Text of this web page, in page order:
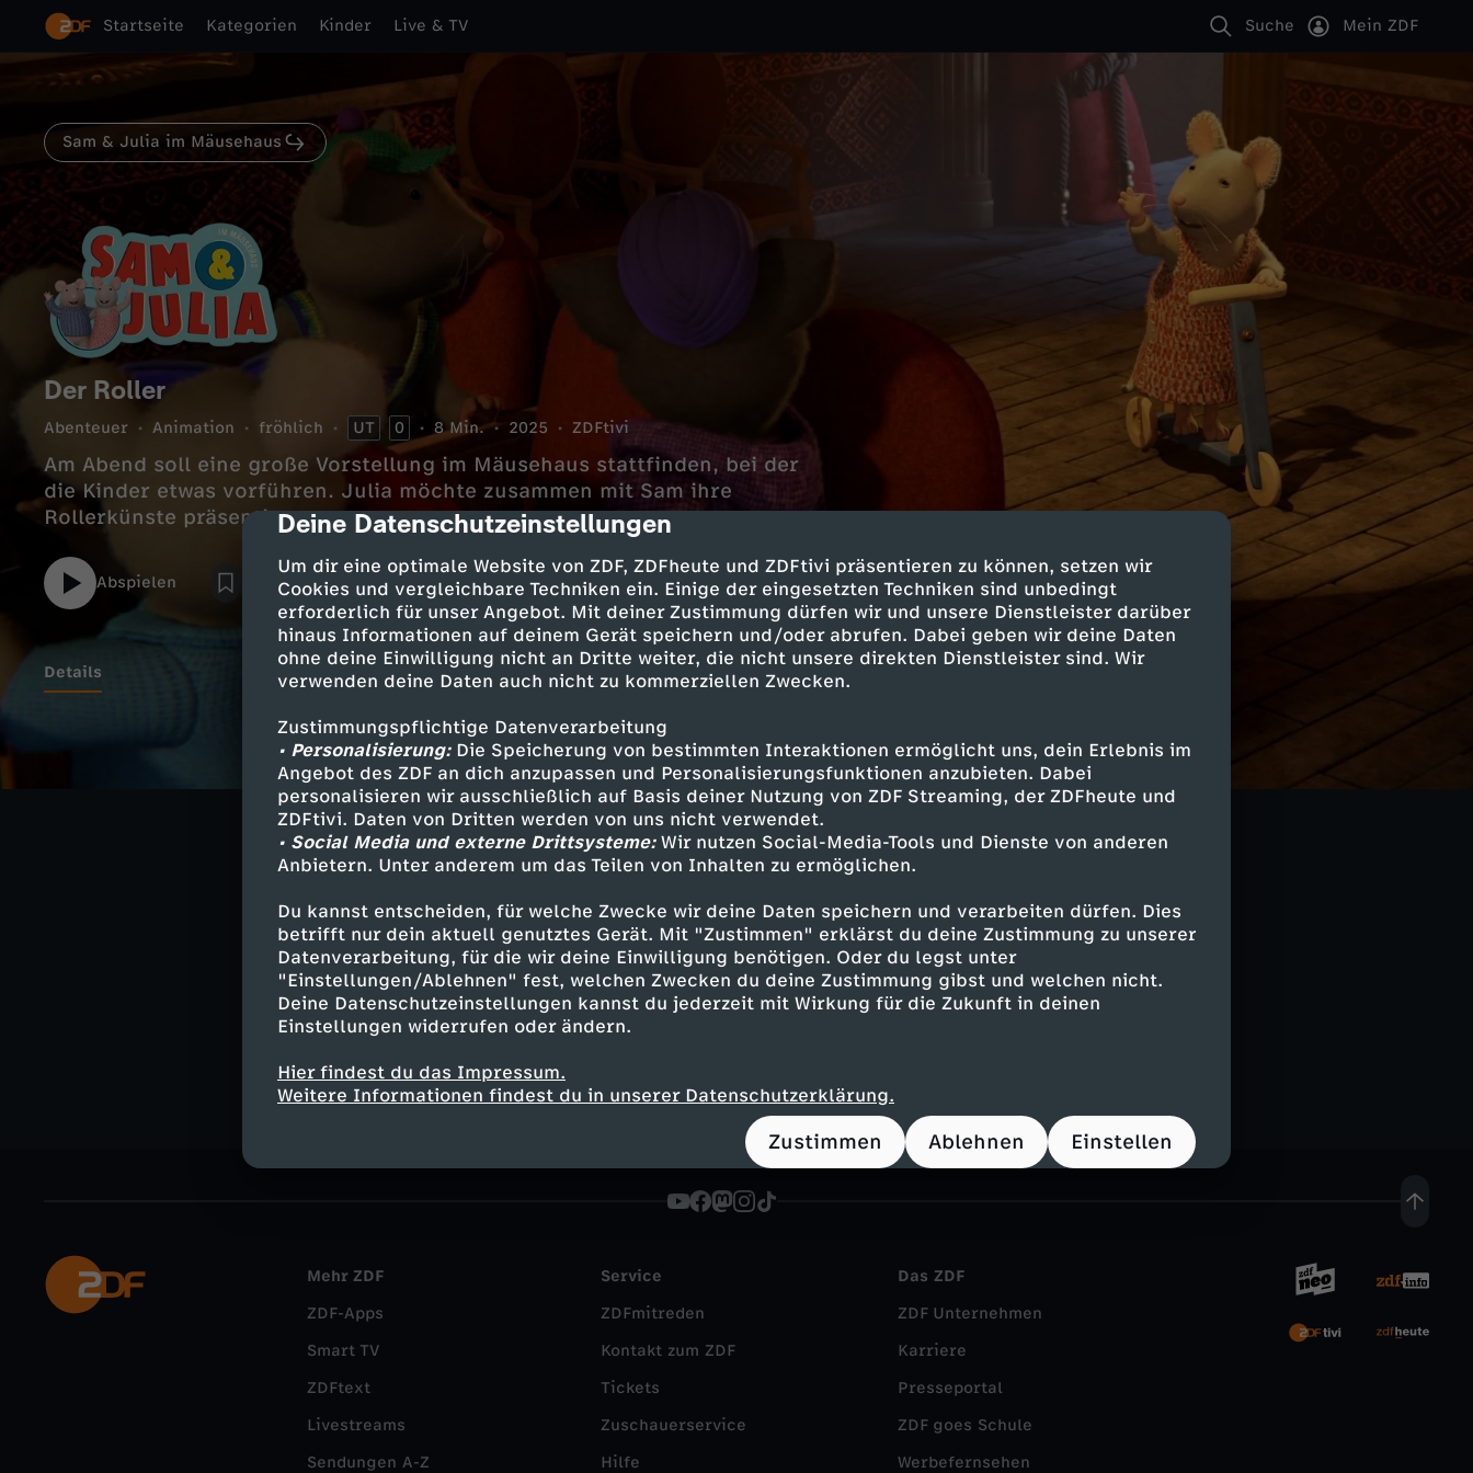
cmp-dialog-description
Deine Datenschutzeinstellungen
Um dir eine optimale Website von ZDF, ZDFheute und ZDFtivi präsentieren zu können, setzen wir
Cookies und vergleichbare Techniken ein. Einige der eingesetzten Techniken sind unbedingt
erforderlich für unser Angebot. Mit deiner Zustimmung dürfen wir und unsere Dienstleister darüber
hinaus Informationen auf deinem Gerät speichern und/oder abrufen. Dabei geben wir deine Daten
ohne deine Einwilligung nicht an Dritte weiter, die nicht unsere direkten Dienstleister sind. Wir
verwenden deine Daten auch nicht zu kommerziellen Zwecken.
Zustimmungspflichtige Datenverarbeitung
• Personalisierung:Die Speicherung von bestimmten Interaktionen ermöglicht uns, dein Erlebnis im
Angebot des ZDF an dich anzupassen und Personalisierungsfunktionen anzubieten. Dabei
personalisieren wir ausschließlich auf Basis deiner Nutzung von ZDF Streaming, der ZDFheute und
ZDFtivi. Daten von Dritten werden von uns nicht verwendet.
• Social Media und externe Drittsysteme:Wir nutzen Social-Media-Tools und Dienste von anderen
Anbietern. Unter anderem um das Teilen von Inhalten zu ermöglichen.
Du kannst entscheiden, für welche Zwecke wir deine Daten speichern und verarbeiten dürfen. Dies
betrifft nur dein aktuell genutztes Gerät. Mit "Zustimmen" erklärst du deine Zustimmung zu unserer
Datenverarbeitung, für die wir deine Einwilligung benötigen. Oder du legst unter
"Einstellungen/Ablehnen" fest, welchen Zwecken du deine Zustimmung gibst und welchen nicht.
Deine Datenschutzeinstellungen kannst du jederzeit mit Wirkung für die Zukunft in deinen
Einstellungen widerrufen oder ändern.
Hier findest du das Impressum.
Weitere Informationen findest du in unserer Datenschutzerklärung.
Zustimmen Ablehnen Einstellen
Startseite Kategorien Kinder Live & TV Suche Mein ZDF
Sam & Julia im Mäusehaus
Der Roller
Abenteuer Animation fröhlich UT 0 8 Min. 2025 ZDFtivi
Am Abend soll eine große Vorstellung im Mäusehaus stattfinden, bei der
die Kinder etwas vorführen. Julia möchte zusammen mit Sam ihre
Rollerkünste präsentieren.
Abspielen
Details
Er traut sich nicht, Julia zu gestehen, dass er nicht besonders gut Roller
fahren kann und erfindet immer neue Gründe, warum es nicht geht. Mal
versteckt er seinen Roller und behauptet, der sei verschwunden. Mal
behauptet er, dass er auf den kleinen Ben aufpassen muss.
Ähnliche Inhalte entdecken
Abenteuer Animation fröhlich Untertitel
FSK 0
Sam & Julia im Mäusehaus
Mehr ZDF
ZDF-Apps
Smart TV
ZDFtext
Livestreams
Sendungen A-Z
Service
ZDFmitreden
Kontakt zum ZDF
Tickets
Zuschauerservice
Hilfe
Das ZDF
ZDF Unternehmen
Karriere
Presseportal
ZDF goes Schule
Werbefernsehen